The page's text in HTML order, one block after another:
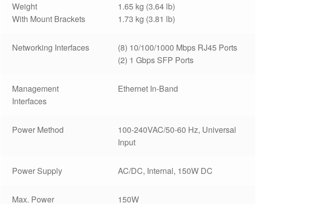
Weight
With Mount Brackets
1.65 kg (3.64 lb)
1.73 kg (3.81 lb)
Networking Interfaces
(8) 10/100/1000 Mbps RJ45 Ports
(2) 1 Gbps SFP Ports
Management
Interfaces
Ethernet In-Band
Power Method
100-240VAC/50-60 Hz, Universal
Input
Power Supply AC/DC, Internal, 150W DC
Max. Power 150W